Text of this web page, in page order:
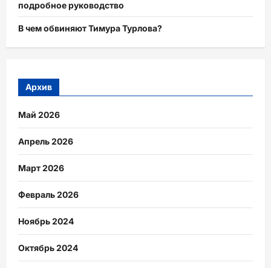
подробное руководство
В чем обвиняют Тимура Турлова?
Архив
Май 2026
Апрель 2026
Март 2026
Февраль 2026
Ноябрь 2024
Октябрь 2024